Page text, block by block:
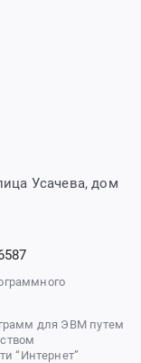
Усачева, дом
для ЭВМ путем
“Интернет”